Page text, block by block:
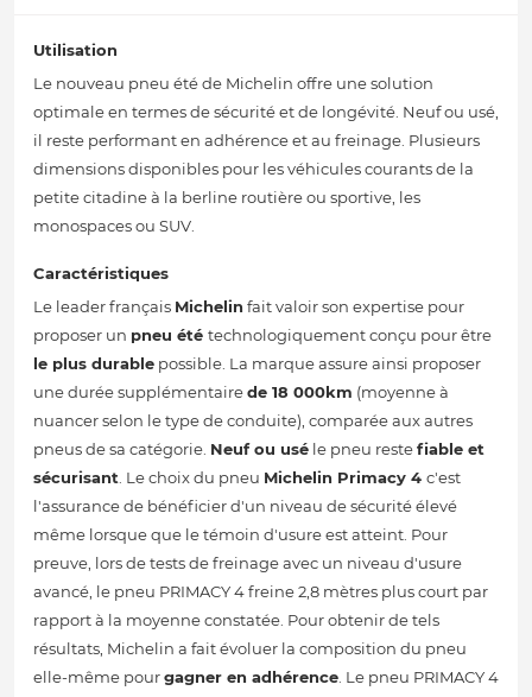
Utilisation
Le nouveau pneu été de Michelin offre une solution
optimale en termes de sécurité et de longévité. Neuf ou usé,
il reste performant en adhérence et au freinage. Plusieurs
dimensions disponibles pour les véhicules courants de la
petite citadine à la berline routière ou sportive, les
monospaces ou SUV.
Caractéristiques
Le leader français Michelin fait valoir son expertise pour
proposer un pneu été technologiquement conçu pour être
le plus durable possible. La marque assure ainsi proposer
une durée supplémentairede 18 000km (moyenne à
nuancer selon le type de conduite), comparée aux autres
pneus de sa catégorie. Neuf ou usé le pneu restefiable et
sécurisant. Le choix du pneu Michelin Primacy 4 c'est
l'assurance de bénéficier d'un niveau de sécurité élevé
même lorsque que le témoin d'usure est atteint. Pour
preuve, lors de tests de freinage avec un niveau d'usure
avancé, le pneu PRIMACY 4 freine 2,8 mètres plus court par
rapport à la moyenne constatée. Pour obtenir de tels
résultats, Michelin a fait évoluer la composition du pneu
elle-même pourgagner en adhérence. Le pneu PRIMACY 4